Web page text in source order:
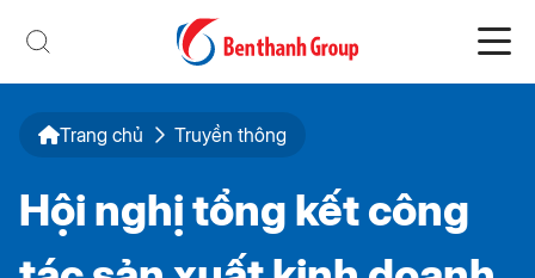
Trang chủ Truyền thông
Hội nghị tổng kết công